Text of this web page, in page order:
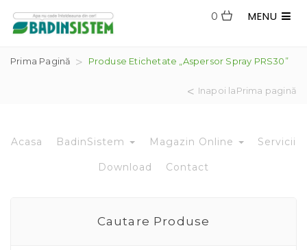
MENU
0
Prima Pagină Produse Etichetate „aspersor Spray PRS30”
Inapoi laPrima pagină
Acasa BadinSistem Magazin Online Servicii
Download Contact
Cautare Produse